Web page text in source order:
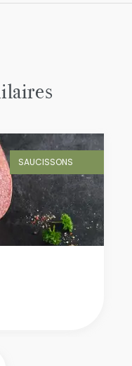
SAUCISSONS